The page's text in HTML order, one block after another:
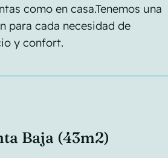
como en casa.Tenemos una
para cada necesidad de
y confort.
Baja (43m2)